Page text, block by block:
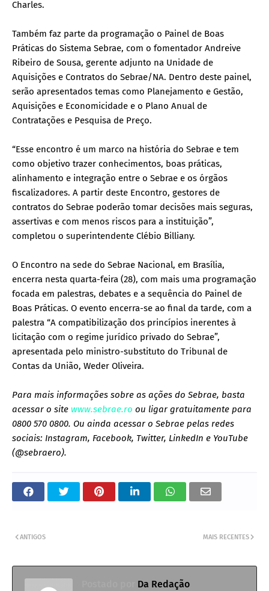
Charles.
Também faz parte da programação o Painel de Boas
Práticas do Sistema Sebrae, com o fomentador Andreive
Ribeiro de Sousa, gerente adjunto na Unidade de
Aquisições e Contratos do Sebrae/NA. Dentro deste painel,
serão apresentados temas como Planejamento e Gestão,
Aquisições e Economicidade e o Plano Anual de
Contratações e Pesquisa de Preço.
“Esse encontro é um marco na história do Sebrae e tem
como objetivo trazer conhecimentos, boas práticas,
alinhamento e integração entre o Sebrae e os órgãos
fiscalizadores. A partir deste Encontro, gestores de
contratos do Sebrae poderão tomar decisões mais seguras,
assertivas e com menos riscos para a instituição”,
completou o superintendente Clébio Billiany.
O Encontro na sede do Sebrae Nacional, em Brasília,
encerra nesta quarta-feira (28), com mais uma programação
focada em palestras, debates e a sequência do Painel de
Boas Práticas. O evento encerra-se ao final da tarde, com a
palestra “A compatibilização dos princípios inerentes à
licitação com o regime jurídico privado do Sebrae”,
apresentada pelo ministro-substituto do Tribunal de
Contas da União, Weder Oliveira.
Para mais informações sobre as ações do Sebrae, basta
acessar o site www.sebrae.ro ou ligar gratuitamente para
0800 570 0800. Ou ainda acessar o Sebrae pelas redes
sociais: Instagram, Facebook, Twitter, LinkedIn e YouTube
(@sebraero).
MAIS RECENTES
ANTIGOS
Da Redação